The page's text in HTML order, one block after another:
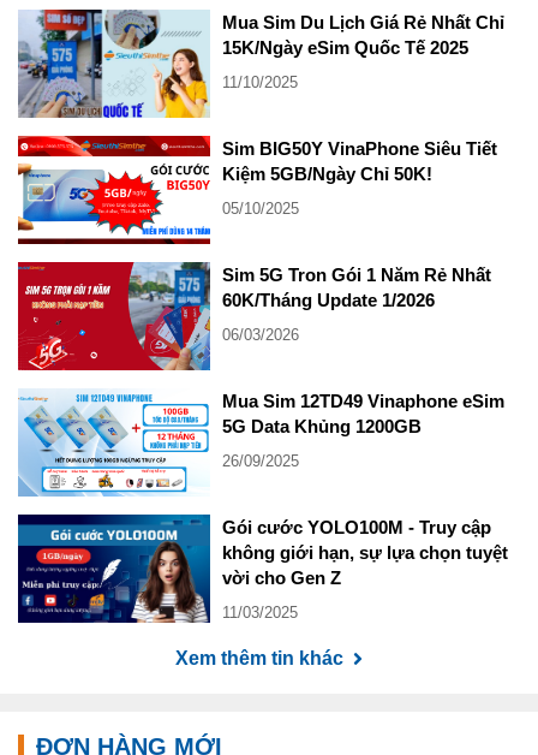
Mua Sim Du Lịch Giá Rẻ Nhất Chỉ
15K/Ngày eSim Quốc Tế 2025
11/10/2025
Sim BIG50Y VinaPhone Siêu Tiết
Kiệm 5GB/Ngày Chỉ 50K!
05/10/2025
Sim 5G Tron Gói 1 Năm Rẻ Nhất
60K/Tháng Update 1/2026
06/03/2026
Mua Sim 12TD49 Vinaphone eSim
5G Data Khủng 1200GB
26/09/2025
Gói cước YOLO100M - Truy cập
không giới hạn, sự lựa chọn tuyệt
vời cho Gen Z
11/03/2025
Xem thêm tin khác
ĐƠN HÀNG MỚI